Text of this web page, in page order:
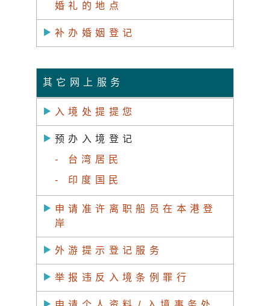
婚礼的地点
补办婚姻登记
其它网上服务
入境处提提您
预办入境登记
-
台湾居民
-
印度国民
申请准许离职船员在本港登
岸
外游提示登记服务
举报违反入境条例罪行